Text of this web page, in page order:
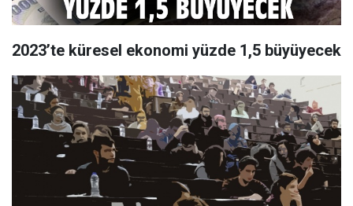
2023’te küresel ekonomi yüzde 1,5 büyüyecek